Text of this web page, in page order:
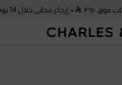
فوق ٣٥٠ + إرجاع مجاني خلال 14 يومًا!